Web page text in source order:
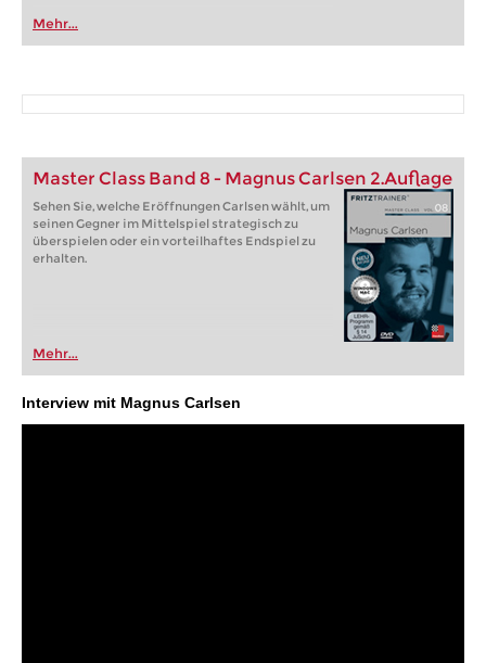
Mehr...
Master Class Band 8 - Magnus Carlsen 2.Auflage
Sehen Sie, welche Eröffnungen Carlsen wählt, um
seinen Gegner im Mittelspiel strategisch zu
überspielen oder ein vorteilhaftes Endspiel zu
erhalten.
Mehr...
Interview mit Magnus Carlsen